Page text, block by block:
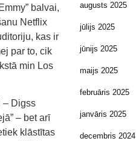
balvai,
Netflix
kas ir
par to, cik
min Los
– Digss
– bet arī
klāstītas
augusts 2025
jūlijs 2025
jūnijs 2025
maijs 2025
februāris 2025
janvāris 2025
decembris 2024